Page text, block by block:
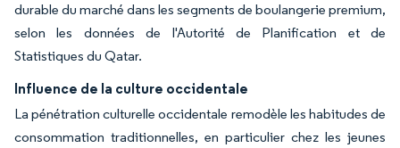
durable du marché dans les segments de boulangerie premium,
selon les données de l'Autorité de Planification et de
Statistiques du Qatar.
Influence de la culture occidentale
La pénétration culturelle occidentale remodèle les habitudes de
consommation traditionnelles, en particulier chez les jeunes